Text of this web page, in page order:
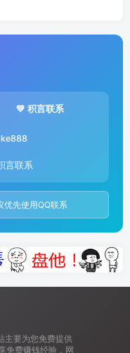
积言联系
言联系
先使用QQ联系
主要为您免费提供
免费赚钱经验，网